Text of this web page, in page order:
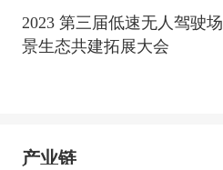
2023 第三届低速无人驾驶场
景生态共建拓展大会
产业链